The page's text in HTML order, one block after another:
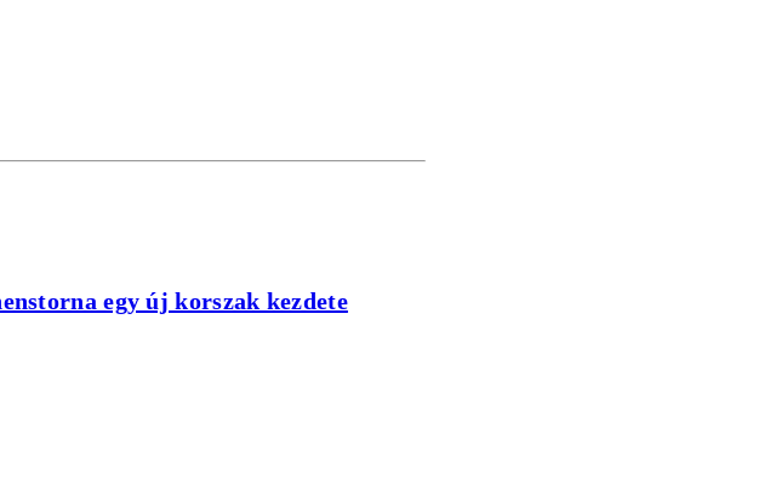
egy új korszak kezdete